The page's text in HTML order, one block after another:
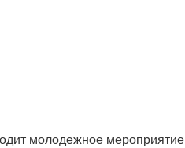
молодежное мероприятие